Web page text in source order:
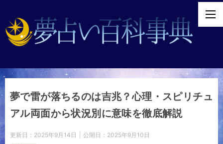
夢で雷が落ちるのは吉兆？心理・スピリチュ
アル両面から状況別に意味を徹底解説
更新日： 2025年9月14日 公開日： 2025年9月10日